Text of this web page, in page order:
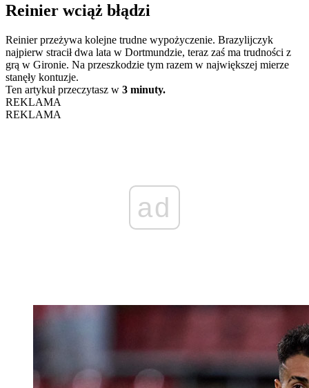
Reinier wciąż błądzi
Reinier przeżywa kolejne trudne wypożyczenie. Brazylijczyk
najpierw stracił dwa lata w Dortmundzie, teraz zaś ma trudności z
grą w Gironie. Na przeszkodzie tym razem w największej mierze
stanęły kontuzje.
Ten artykuł przeczytasz w 3 minuty.
REKLAMA
REKLAMA
ad